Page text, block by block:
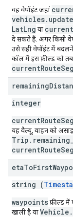
वह वेपॉइंट जहां
vehicles.update
LatLng या
दे सकते हैं. अगर किसी
उसे सही वेपॉइंट में
कॉल में इस फ़ील्ड को
remaining
integer
यह वैल्यू, वाहन को
etaToFirst
string (
waypointsफ़ील्ड में
खाली है या